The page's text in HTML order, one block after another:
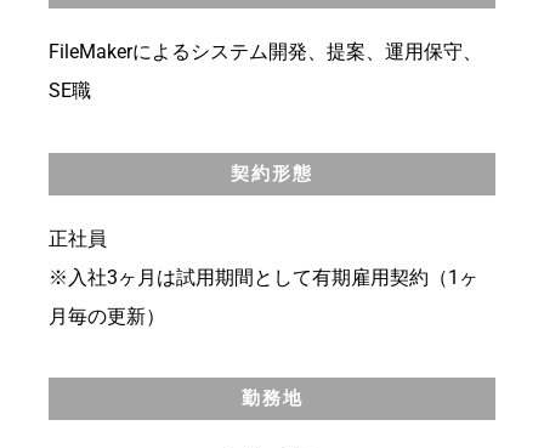
FileMakerによるシステム開発、提案、運用保守、
SE職
契約形態
正社員
※入社3ヶ月は試用期間として有期雇用契約（1ヶ
月毎の更新）
勤務地